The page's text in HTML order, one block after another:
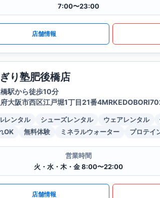
7:00〜23:00
店舗情報
り塾肥後橋店
駅から徒歩10分
大阪市西区江戸堀1丁目21番
レンタル シューズレンタル ウェアレンタル
OK
無料体験 ミネラルウォーター プロテイ
営業時間
火・水・木・金 8:00〜22:00
店舗情報